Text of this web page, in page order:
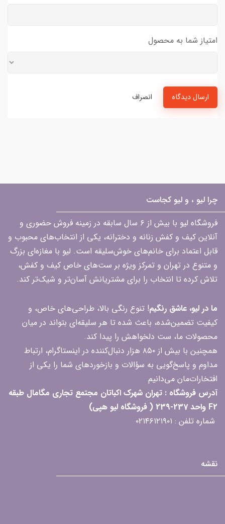
امتیاز شما به محصول
ارسال دیدگاه انصراف
چرا لیو ، و لیو کجاست
فروشگاه لیو با بیش از ۶ سال سابقه در زمینه فروش حضوری و
آنلاین کیف و کفش زنانه و دخترانه، یکی از انتخاب‌های محبوب و
قابل اعتماد برای خانم‌های خوش‌سلیقه است. لیو با مغازه‌ای بزرگ
و متنوع در تهران و تمرکز ویژه بر ست‌های خاص کیف و کفش،
تلاش کرده تا انتخاب را برای مشتریانش آسان‌تر و شیک‌تر کند.
ما در لیو، عاشق رنگیم! تنوع رنگی بالا، طراحی‌های خاص، و
کیفیت تضمین‌شده، باعث شده تا هر سلیقه‌ای بتواند در میان
محصولات ما، ست دلخواهش را پیدا کند.
همچنین با بیش از ۸۵۰ هزار دنبال‌کننده در اینستاگرام، ارتباط
مداوم و پاسخ‌گویی به سؤالات و بازخوردهای شما را یکی از
افتخارات‌مان می‌دانیم
آدرس فروشگاه : تهران شهرک اکباتان مجتمع تجاری مگامال طبقه
F2 واحد 237-239 ( فروشگاه لیو هپی)
شماره تلفن : ۰۲۱۴۶۱۲۱۹۰۱
نقشه